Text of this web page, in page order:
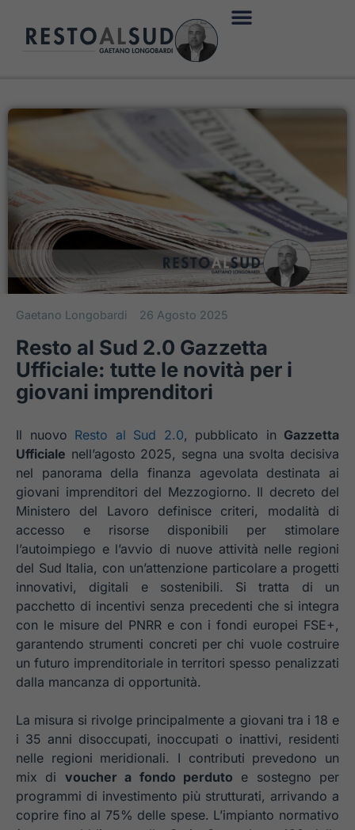
Gaetano Longobardi 26 Agosto 2025
Resto al Sud 2.0 Gazzetta
Ufficiale: tutte le novità per i
giovani imprenditori
Il nuovo Resto al Sud 2.0, pubblicato in Gazzetta
Ufficiale nell’agosto 2025, segna una svolta decisiva
nel panorama della finanza agevolata destinata ai
giovani imprenditori del Mezzogiorno. Il decreto del
Ministero del Lavoro definisce criteri, modalità di
accesso e risorse disponibili per stimolare
l’autoimpiego e l’avvio di nuove attività nelle regioni
del Sud Italia, con un’attenzione particolare a progetti
innovativi, digitali e sostenibili. Si tratta di un
pacchetto di incentivi senza precedenti che si integra
con le misure del PNRR e con i fondi europei FSE+,
garantendo strumenti concreti per chi vuole costruire
un futuro imprenditoriale in territori spesso penalizzati
dalla mancanza di opportunità.
La misura si rivolge principalmente a giovani tra i 18 e
i 35 anni disoccupati, inoccupati o inattivi, residenti
nelle regioni meridionali. I contributi prevedono un
mix di voucher a fondo perduto e sostegno per
programmi di investimento più strutturati, arrivando a
coprire fino al 75% delle spese. L’impianto normativo